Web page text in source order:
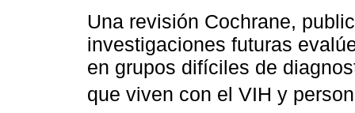
Una revisión Cochrane,
investigaciones futuras
en grupos difíciles de
que viven con el VIH y